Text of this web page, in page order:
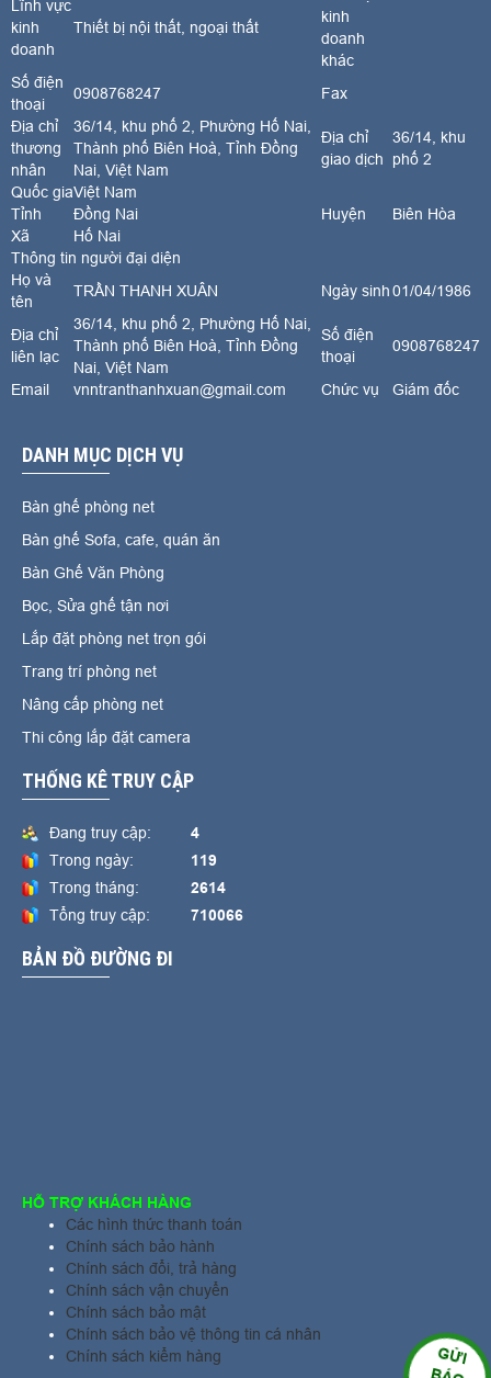
GỬI
Lĩnh vực
kinh
doanh
Thiết bị nội thất, ngoại thất
kinh
doanh
khác
Số điện
thoại
0908768247
Fax
Địa chỉ
thương
nhân
36/14, khu phố 2, Phường Hố Nai,
Thành phố Biên Hoà, Tỉnh Đồng
Nai, Việt Nam
Địa chỉ
giao dịch
36/14, khu
phố 2
Quốc giaViệt Nam
Tỉnh
Đồng Nai Huyện
Biên Hòa
Xã
Hố Nai
Thông tin người đại diện
Họ và
tên
TRẦN THANH XUÂN Ngày sinh01/04/1986
Địa chỉ
liên lạc
36/14, khu phố 2, Phường Hố Nai,
Thành phố Biên Hoà, Tỉnh Đồng
Nai, Việt Nam
Số điện
thoại
0908768247
Email vnntranthanhxuan@gmail.com Chức vụ Giám đốc
DANH MỤC DỊCH VỤ
Bàn ghế phòng net
Bàn ghế Sofa, cafe, quán ăn
Bàn Ghế Văn Phòng
Bọc, Sửa ghế tận nơi
Lắp đặt phòng net trọn gói
Trang trí phòng net
Nâng cấp phòng net
Thi công lắp đặt camera
THỐNG KÊ TRUY CẬP
Đang truy cập:
4
Trong ngày:
119
Trong tháng:
2614
Tổng truy cập:
710066
BẢN ĐỒ ĐƯỜNG ĐI
HỖ TRỢ KHÁCH HÀNG
Các hình thức thanh toán
Chính sách bảo hành
Chính sách đổi, trả hàng
Chính sách vận chuyển
Chính sách bảo mật
Chính sách bảo vệ thông tin cá nhân
Chính sách kiểm hàng